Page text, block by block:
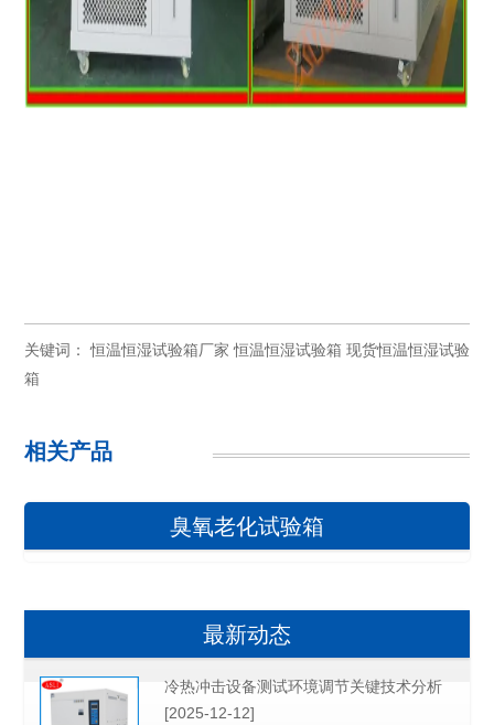
关键词：恒温恒湿试验箱厂家 恒温恒湿试验箱 现货恒温恒湿试验
箱
相关产品
臭氧老化试验箱
最新动态
冷热冲击设备测试环境调节关键技术分析
[2025-12-12]